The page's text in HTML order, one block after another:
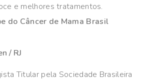
e melhores tratamentos.
do Câncer de Mama Brasil
/ RJ
Titular pela Sociedade Brasileira